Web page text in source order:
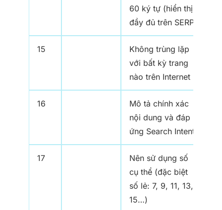
60 ký tự (hiển thị
đầy đủ trên SERP)
15
Không trùng lặp
với bất kỳ trang
nào trên Internet
16
Mô tả chính xác
nội dung và đáp
ứng Search Intent
17
Nên sử dụng số
cụ thể (đặc biệt
số lẻ: 7, 9, 11, 13,
15…)